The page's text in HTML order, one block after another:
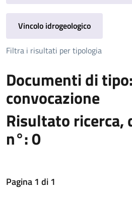
Vincolo idrogeologico
Filtra i risultati per tipologia
Documenti di
convocazione
Risultato ricerca,
n°: 0
Pagina1 di1